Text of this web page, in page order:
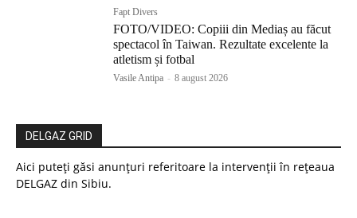
Fapt Divers
FOTO/VIDEO: Copiii din Mediaș au făcut
spectacol în Taiwan. Rezultate excelente la
atletism și fotbal
Vasile Antipa - 8 august 2026
DELGAZ GRID
Aici puteți găsi anunțuri referitoare la intervenții în rețeaua
DELGAZ din Sibiu.